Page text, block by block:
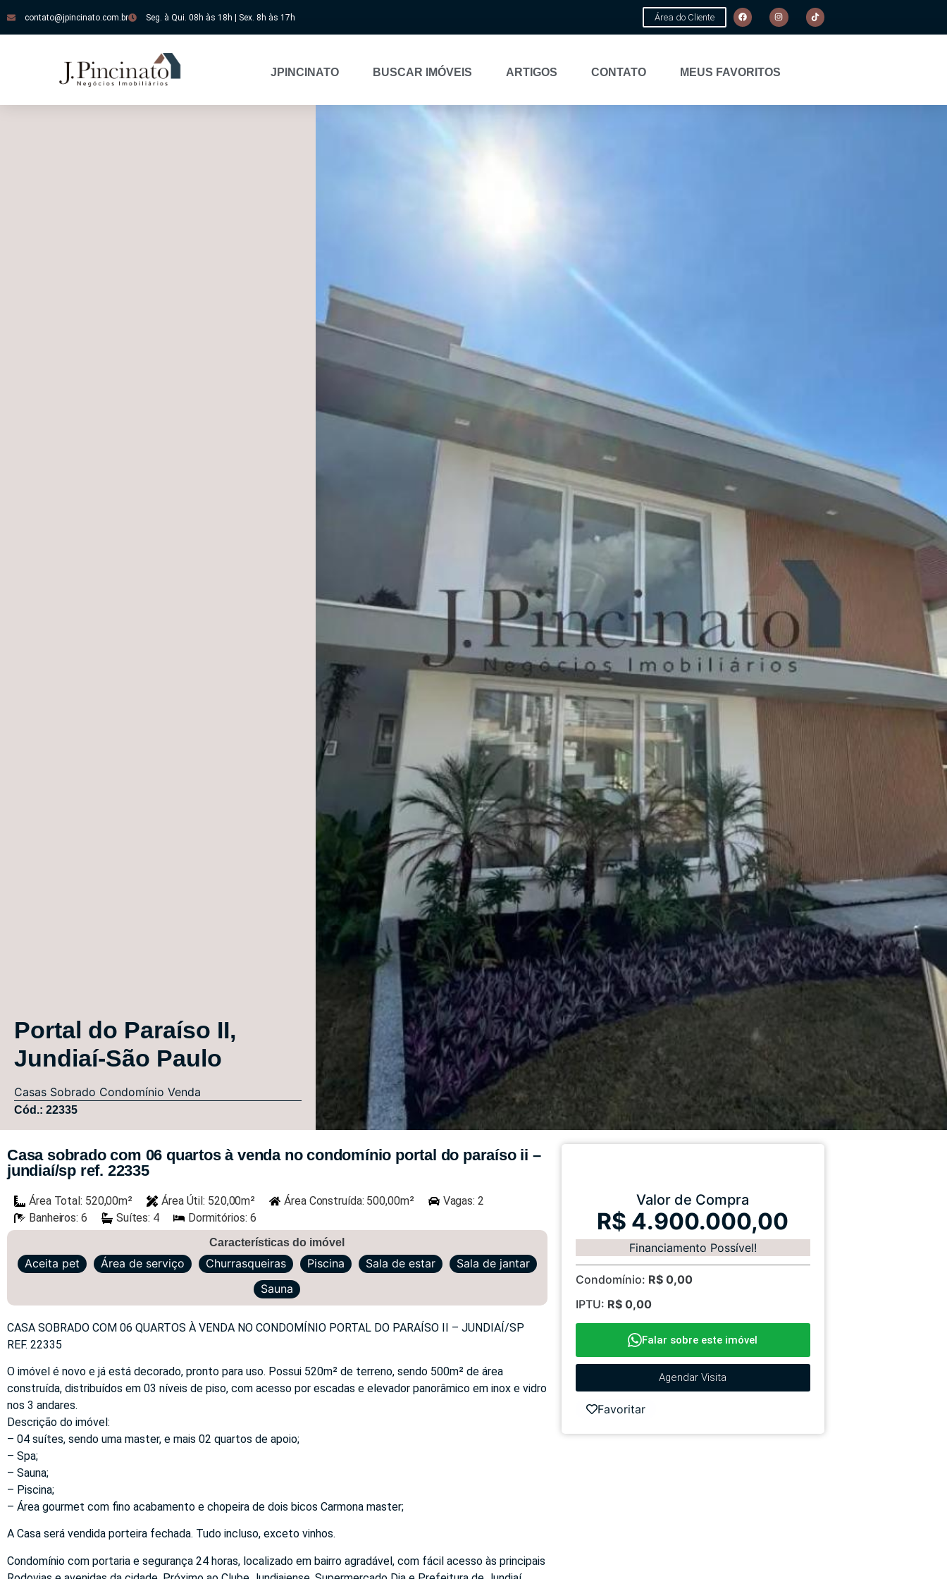
contato@jpincinato.com.br Seg. à Qui. 08h às 18h | Sex. 8h às 17h Área do Cliente
JPINCINATO BUSCAR IMÓVEIS ARTIGOS CONTATO MEUS FAVORITOS
Portal do Paraíso II,
Jundiaí-São Paulo
Casas Sobrado Condomínio Venda
Cód.: 22335
Casa sobrado com 06 quartos à venda no condomínio portal do paraíso ii –
jundiaí/sp ref. 22335
Área Total: 520,00m² Área Útil: 520,00m² Área Construída: 500,00m²
Vagas: 2
Banheiros: 6
Suítes: 4 Dormitórios: 6
Características do imóvel
Aceita pet Área de serviço Churrasqueiras Piscina Sala de estar
Sala de jantar
Sauna
CASA SOBRADO COM 06 QUARTOS À VENDA NO CONDOMÍNIO PORTAL DO PARAÍSO II – JUNDIAÍ/SP
REF. 22335
O imóvel é novo e já está decorado, pronto para uso. Possui 520m² de terreno, sendo 500m² de área
construída, distribuídos em 03 níveis de piso, com acesso por escadas e elevador panorâmico em inox e vidro
nos 3 andares.
Descrição do imóvel:
– 04 suítes, sendo uma master, e mais 02 quartos de apoio;
– Spa;
– Sauna;
– Piscina;
– Área gourmet com fino acabamento e chopeira de dois bicos Carmona master;
A Casa será vendida porteira fechada. Tudo incluso, exceto vinhos.
Condomínio com portaria e segurança 24 horas, localizado em bairro agradável, com fácil acesso às principais
Valor de Compra
R$ 4.900.000,00
Financiamento Possível!
Condomínio: R$ 0,00
IPTU: R$ 0,00
Falar sobre este imóvel
Agendar Visita
Favoritar